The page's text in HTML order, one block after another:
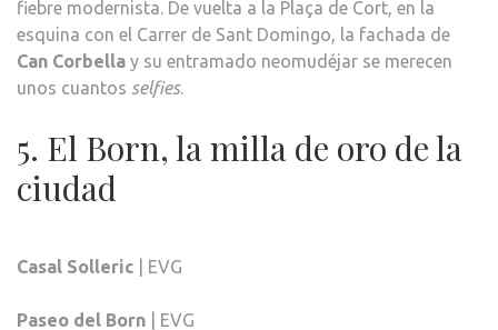
fiebre modernista. De vuelta a la Plaça de Cort, en la
esquina con el Carrer de Sant Domingo, la fachada de
Can Corbella y su entramado neomudéjar se merecen
unos cuantos selfies.
5. El Born, la milla de oro de la
ciudad
Casal Solleric | EVG
Paseo del Born | EVG